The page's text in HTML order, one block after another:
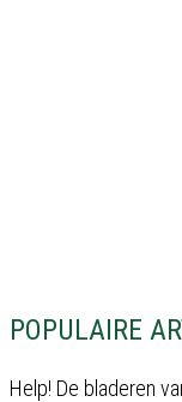
POPULAIRE
Help! De bladeren